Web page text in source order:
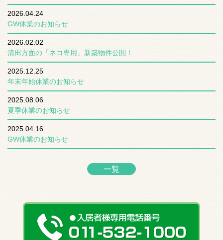
2026.04.24
GW休業のお知らせ
2026.02.02
清田方面の「ネコ専用」新築物件公開！
2025.12.25
年末年始休業のお知らせ
2025.08.06
夏季休業のお知らせ
2025.04.16
GW休業のお知らせ
一覧